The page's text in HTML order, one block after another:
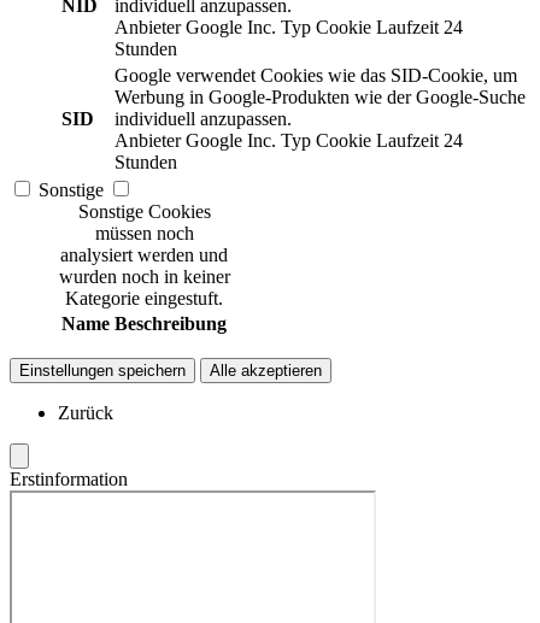
NID
individuell anzupassen.
Anbieter Google Inc. Typ Cookie Laufzeit 24
Stunden
SID
Google verwendet Cookies wie das SID-Cookie, um
Werbung in Google-Produkten wie der Google-Suche
individuell anzupassen.
Anbieter Google Inc. Typ Cookie Laufzeit 24
Stunden
Sonstige
Sonstige Cookies
müssen noch
analysiert werden und
wurden noch in keiner
Kategorie eingestuft.
Name Beschreibung
Einstellungen speichern Alle akzeptieren
Zurück
Erstinformation